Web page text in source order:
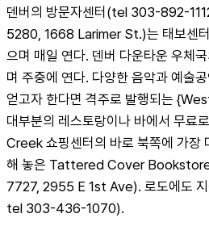
덴버의 방문자센터(tel 303-892-
5280, 1668 Larimer St.)는 태보센
으며 매일 연다. 덴버 다운타운 우체
며 주중에 연다. 다양한 음악과 예술
얻고자 한다면 격주로 발행되는
대부분의 레스토랑이나 바에서 무료
Creek 쇼핑센터의 바로 북쪽에 가장
해 놓은 Tattered Cover
7727, 2955 E 1st Ave). 로도에도
tel 303-436-1070).